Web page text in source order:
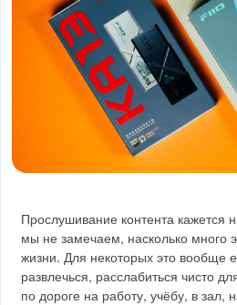
Прослушивание контента
мы не замечаем, насколько много
жизни. Для некоторых это вообще
развлечься, расслабиться чисто
по дороге на работу, учёбу, в зал,